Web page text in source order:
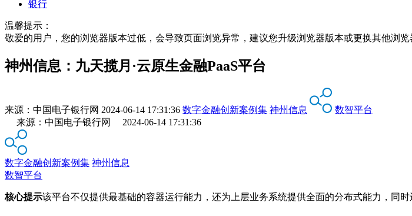
银行
温馨提示：
敬爱的用户，您的浏览器版本过低，会导致页面浏览异常，建议您升级浏览器版本或更换其他浏览
神州信息：九天揽月·云原生金融PaaS平台
来源： 中国电子银行网 2024-06-14 17:31:36 数字金融创新案例集 神州信息
数智平台
来源：中国电子银行网 2024-06-14 17:31:36
数字金融创新案例集 神州信息
数智平台
核心提示该平台不仅提供最基础的容器运行能力，还为上层业务系统提供全面的分布式能力，同